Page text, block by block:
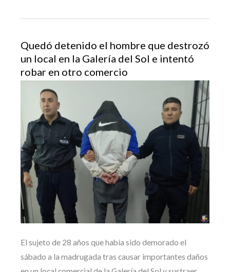
Quedó detenido el hombre que destrozó
un local en la Galería del Sol e intentó
robar en otro comercio
El sujeto de 28 años que había sido demorado el
sábado a la madrugada tras causar importantes daños